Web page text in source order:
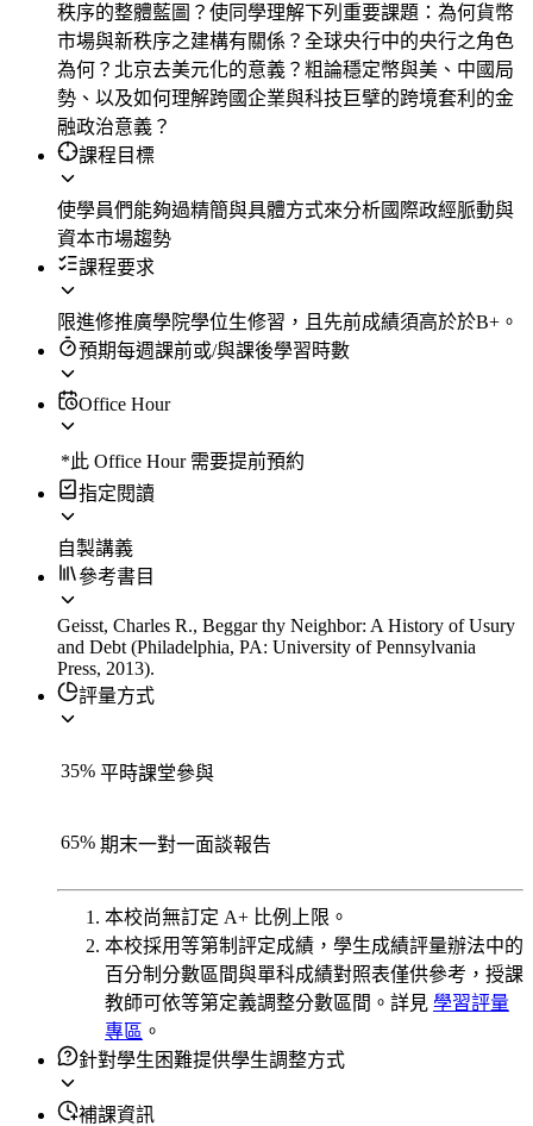
秩序的整體藍圖？使同學理解下列重要課題：為何貨幣
市場與新秩序之建構有關係？全球央行中的央行之角色
為何？北京去美元化的意義？粗論穩定幣與美、中國局
勢、以及如何理解跨國企業與科技巨擘的跨境套利的金
融政治意義？
課程目標
使學員們能夠過精簡與具體方式來分析國際政經脈動與
資本市場趨勢
課程要求
限進修推廣學院學位生修習，且先前成績須高於於B+。
預期每週課前或/與課後學習時數
Office Hour
*此 Office Hour 需要提前預約
指定閱讀
自製講義
參考書目
Geisst, Charles R., Beggar thy Neighbor: A History of Usury
and Debt (Philadelphia, PA: University of Pennsylvania
Press, 2013).
評量方式
35% 平時課堂參與
65% 期末一對一面談報告
本校尚無訂定 A+ 比例上限。
本校採用等第制評定成績，學生成績評量辦法中的
百分制分數區間與單科成績對照表僅供參考，授課
教師可依等第定義調整分數區間。詳見 學習評量
專區 。
針對學生困難提供學生調整方式
補課資訊